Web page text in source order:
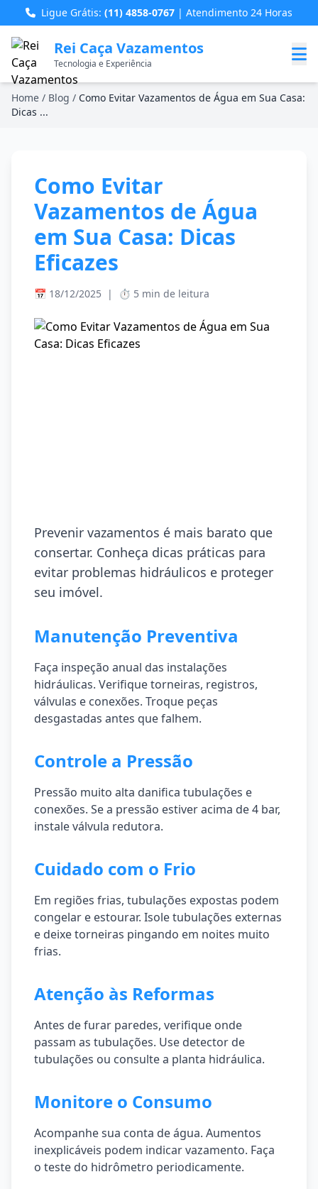
Ligue Grátis: (11) 4858-0767 | Atendimento 24 Horas
Rei Caça Vazamentos
Tecnologia e Experiência
Home / Blog / Como Evitar Vazamentos de Água em Sua Casa:
Dicas ...
Como Evitar
Vazamentos de Água
em Sua Casa: Dicas
Eficazes
📅 18/12/2025 | ⏱️ 5 min de leitura
Prevenir vazamentos é mais barato que
consertar. Conheça dicas práticas para
evitar problemas hidráulicos e proteger
seu imóvel.
Manutenção Preventiva
Faça inspeção anual das instalações
hidráulicas. Verifique torneiras, registros,
válvulas e conexões. Troque peças
desgastadas antes que falhem.
Controle a Pressão
Pressão muito alta danifica tubulações e
conexões. Se a pressão estiver acima de 4 bar,
instale válvula redutora.
Cuidado com o Frio
Em regiões frias, tubulações expostas podem
congelar e estourar. Isole tubulações externas
e deixe torneiras pingando em noites muito
frias.
Atenção às Reformas
Antes de furar paredes, verifique onde
passam as tubulações. Use detector de
tubulações ou consulte a planta hidráulica.
Monitore o Consumo
Acompanhe sua conta de água. Aumentos
inexplicáveis podem indicar vazamento. Faça
o teste do hidrômetro periodicamente.